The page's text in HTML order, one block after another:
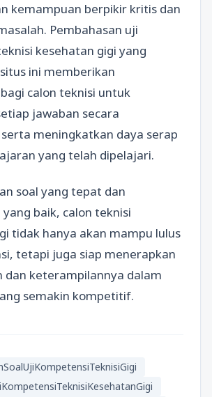
kemampuan berpikir kritis dan
Pembahasan uji
kesehatan gigi yang
ini memberikan
calon teknisi untuk
jawaban secara
meningkatkan daya serap
yang telah dipelajari.
soal yang tepat dan
baik, calon teknisi
tidak hanya akan mampu lulus
tetapi juga siap menerapkan
dan keterampilannya dalam
semakin kompetitif.